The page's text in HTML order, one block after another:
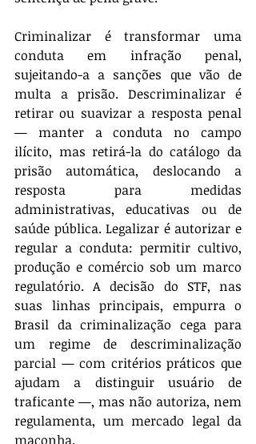
Criminalizar é transformar uma
conduta em infração penal,
sujeitando-a a sanções que vão de
multa a prisão. Descriminalizar é
retirar ou suavizar a resposta penal
— manter a conduta no campo
ilícito, mas retirá-la do catálogo da
prisão automática, deslocando a
resposta para medidas
administrativas, educativas ou de
saúde pública. Legalizar é autorizar e
regular a conduta: permitir cultivo,
produção e comércio sob um marco
regulatório. A decisão do STF, nas
suas linhas principais, empurra o
Brasil da criminalização cega para
um regime de descriminalização
parcial — com critérios práticos que
ajudam a distinguir usuário de
traficante —, mas não autoriza, nem
regulamenta, um mercado legal da
maconha.